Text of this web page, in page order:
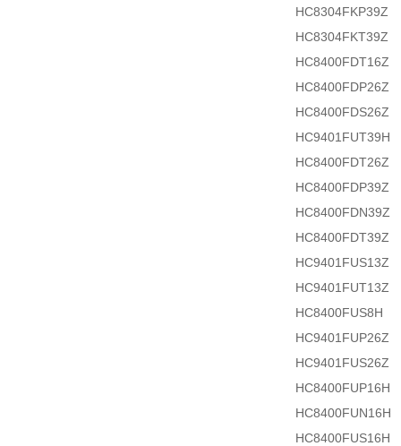
HC8304FKP39Z
HC8304FKT39Z
HC8400FDT16Z
HC8400FDP26Z
HC8400FDS26Z
HC9401FUT39H
HC8400FDT26Z
HC8400FDP39Z
HC8400FDN39Z
HC8400FDT39Z
HC9401FUS13Z
HC9401FUT13Z
HC8400FUS8H
HC9401FUP26Z
HC9401FUS26Z
HC8400FUP16H
HC8400FUN16H
HC8400FUS16H